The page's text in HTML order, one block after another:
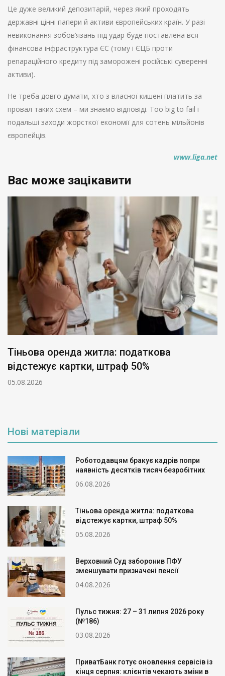
Це дуже великий депозитарій, через який проходять
державні цінні папери й активи європейських країн. У разі
невиконання зобов’язань під удар буде поставлена вся
фінансова інфраструктура ЄС (тому і ЄЦБ проти
репараційного кредиту під заморожені російські суверенні
активи).
Не треба довго думати, хто з власної кишені платить за
провал таких схем – ми знаємо відповіді. Too big to fail і
подальші заходи жорсткої економії для сотень мільйонів
європейців.
www.liga.net
Вас може зацікавити
Тіньова оренда житла: податкова
відстежує картки, штраф 50%
05.08.2026
Нові матеріали
Роботодавцям бракує кадрів попри
наявність десятків тисяч безробітних
06.08.2026
Тіньова оренда житла: податкова
відстежує картки, штраф 50%
05.08.2026
Верховний Суд заборонив ПФУ
зменшувати призначені пенсії
04.08.2026
Пульс тижня: 27 – 31 липня 2026 року
(№186)
03.08.2026
ПриватБанк готує оновлення сервісів із
кінця серпня: клієнтів чекають зміни в